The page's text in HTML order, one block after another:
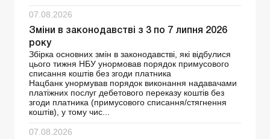
07.08.2026
Зміни в законодавстві з 3 по 7 липня 2026
року
Збірка основних змін в законодавстві, які відбулися
цього тижня НБУ унормовав порядок примусового
списання коштів без згоди платника
Нацбанк унормував порядок виконання надавачами
платіжних послуг дебетового переказу коштів без
згоди платника (примусового списання/стягнення
коштів), у тому чис...
07.08.2026